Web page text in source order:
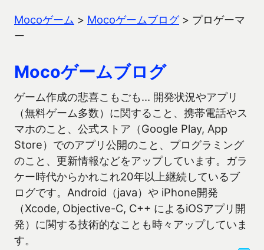
Mocoゲーム > Mocoゲームブログ> プロゲーマ
ー
Mocoゲームブログ
ゲーム作成の悲喜こもごも… 開発状況やアプリ
（無料ゲーム多数）に関すること、携帯電話やス
マホのこと、公式ストア（Google Play, App
Store）でのアプリ公開のこと、プログラミング
のこと、更新情報などをアップしています。ガラ
ケー時代からかれこれ20年以上継続しているブ
ログです。Android（java）や iPhone開発
（Xcode, Objective-C, C++ によるiOSアプリ開
発）に関する技術的なことも時々アップしていま
す。